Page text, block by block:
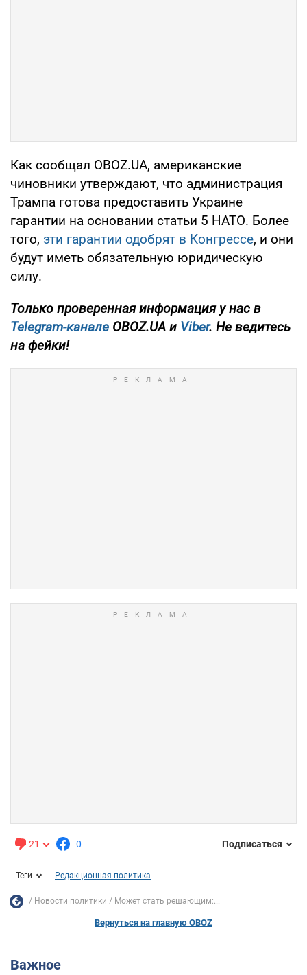
Как сообщал OBOZ.UA, американские
чиновники утверждают, что администрация
Трампа готова предоставить Украине
гарантии на основании статьи 5 НАТО. Более
того, эти гарантии одобрят в Конгрессе, и они
будут иметь обязательную юридическую
силу.
Только проверенная информация у нас в
Telegram-канале OBOZ.UA и Viber. Не ведитесь
на фейки!
21 0 Подписаться
Теги Редакционная политика
Новости политики Может стать решающим:...
Вернуться на главную OBOZ
Важное